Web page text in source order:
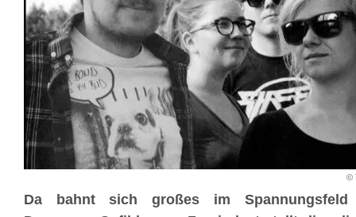
©
Da bahnt sich großes im Spannungsfeld